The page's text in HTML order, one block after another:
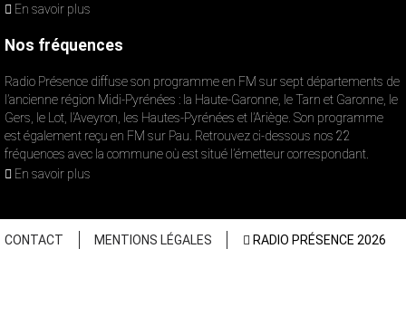
En savoir plus
Nos fréquences
Radio Présence diffuse son programme en FM sur sept départements de
l’ancienne région Midi-Pyrénées : la Haute-Garonne, le Tarn et Garonne, le
Gers, le Lot, l’Aveyron, les Hautes-Pyrénées et l’Ariège. Son programme
est également reçu en FM sur Pau. Retrouvez ci-dessous nos 22
fréquences avec la commune où est situé l’émetteur correspondant.
En savoir plus
CONTACT MENTIONS LÉGALES RADIO PRÉSENCE 2026